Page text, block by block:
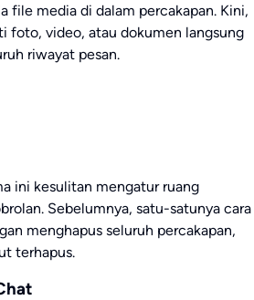
file media di dalam percakapan. Kini,
foto, video, atau dokumen langsung
riwayat pesan.
ini kesulitan mengatur ruang
Sebelumnya, satu-satunya cara
menghapus seluruh percakapan,
terhapus.